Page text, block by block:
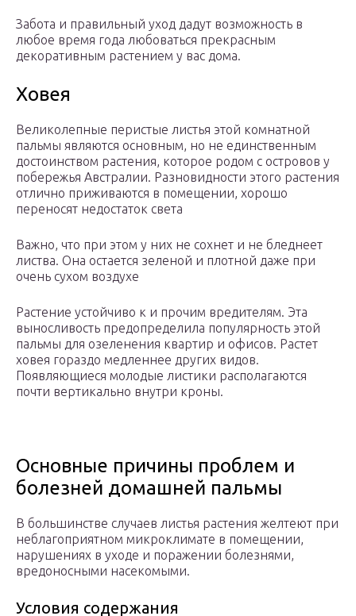
Забота и правильный уход дадут возможность в
любое время года любоваться прекрасным
декоративным растением у вас дома.
Ховея
Великолепные перистые листья этой комнатной
пальмы являются основным, но не единственным
достоинством растения, которое родом с островов у
побережья Австралии. Разновидности этого растения
отлично приживаются в помещении, хорошо
переносят недостаток света
Важно, что при этом у них не сохнет и не бледнеет
листва. Она остается зеленой и плотной даже при
очень сухом воздухе
Растение устойчиво к и прочим вредителям. Эта
выносливость предопределила популярность этой
пальмы для озеленения квартир и офисов. Растет
ховея гораздо медленнее других видов.
Появляющиеся молодые листики располагаются
почти вертикально внутри кроны.
Основные причины проблем и
болезней домашней пальмы
В большинстве случаев листья растения желтеют при
неблагоприятном микроклимате в помещении,
нарушениях в уходе и поражении болезнями,
вредоносными насекомыми.
Условия содержания